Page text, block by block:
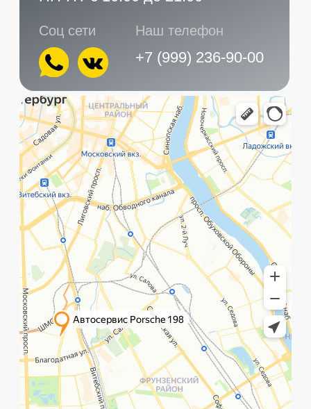
Главная ПозвонитьWhat`s app Услуги
Главная Услуги Контакты
Политика обработки данных
©️ Porsche 198. Все права защищены 2025
Разработка и маркетинг: Global Code
Санкт-Петербург,
Рощинская улица, 32Е
+7 (999) 236-90-00
ПН-ПТ
с 10:00 до 21:00